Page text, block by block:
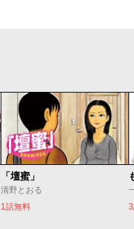
「壇蜜」
清野とおる
1話無料